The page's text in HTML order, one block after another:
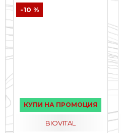
КУПИ НА ПРОМОЦИЯ
-10 %
BIOVITAL